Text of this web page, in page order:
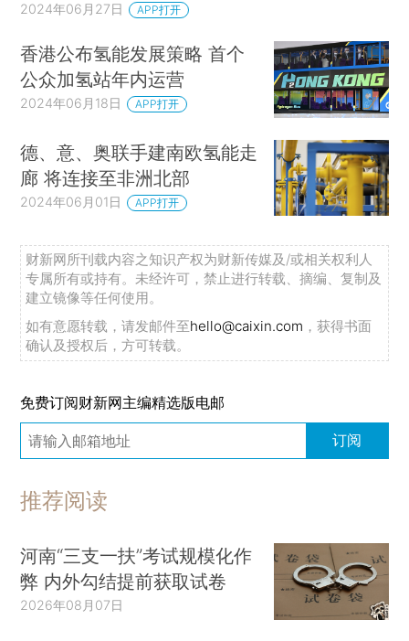
2024年06月27日 APP打开
香港公布氢能发展策略 首个
公众加氢站年内运营
2024年06月18日 APP打开
德、意、奥联手建南欧氢能走
廊 将连接至非洲北部
2024年06月01日 APP打开
财新网所刊载内容之知识产权为财新传媒及/或相关权利人
专属所有或持有。未经许可，禁止进行转载、摘编、复制及
建立镜像等任何使用。
如有意愿转载，请发邮件至hello@caixin.com ，获得书面
确认及授权后，方可转载。
免费订阅财新网主编精选版电邮
订阅
推荐阅读
河南“三支一扶”考试规模化作
弊 内外勾结提前获取试卷
2026年08月07日